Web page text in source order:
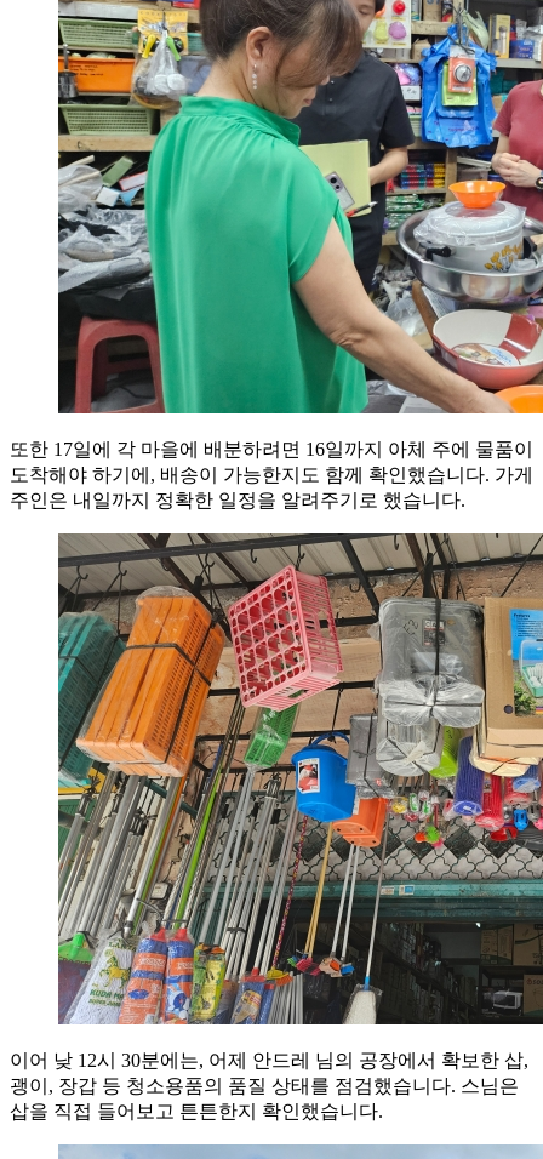
또한 17일에 각 마을에 배분하려면 16일까지 아체 주에 물품이
도착해야 하기에, 배송이 가능한지도 함께 확인했습니다. 가게
주인은 내일까지 정확한 일정을 알려주기로 했습니다.
이어 낮 12시 30분에는, 어제 안드레 님의 공장에서 확보한 삽,
괭이, 장갑 등 청소용품의 품질 상태를 점검했습니다. 스님은
삽을 직접 들어보고 튼튼한지 확인했습니다.